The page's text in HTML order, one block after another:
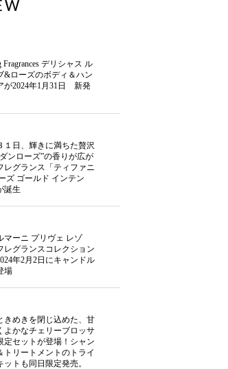
Fragrances デリシャス ル
&ローズのボディ＆ハン
が2024年1月31日 新発
１日、輝きに満ちた贅沢
ンローズ”の香りが広が
レグランス「ティファニ
ズ ゴールド インテン
誕生
マーニ プリヴェ レゾ
レグランスコレクション
年2月2日にキャンドル
場
きめきを閉じ込めた、甘
よかなチェリーブロッサ
定セットが登場！シャン
トリートメントのトライ
ットも同日限定発売。